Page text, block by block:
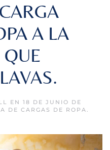
A LA
EN 18 DE JUNIO DE
DE CARGAS DE ROPA.